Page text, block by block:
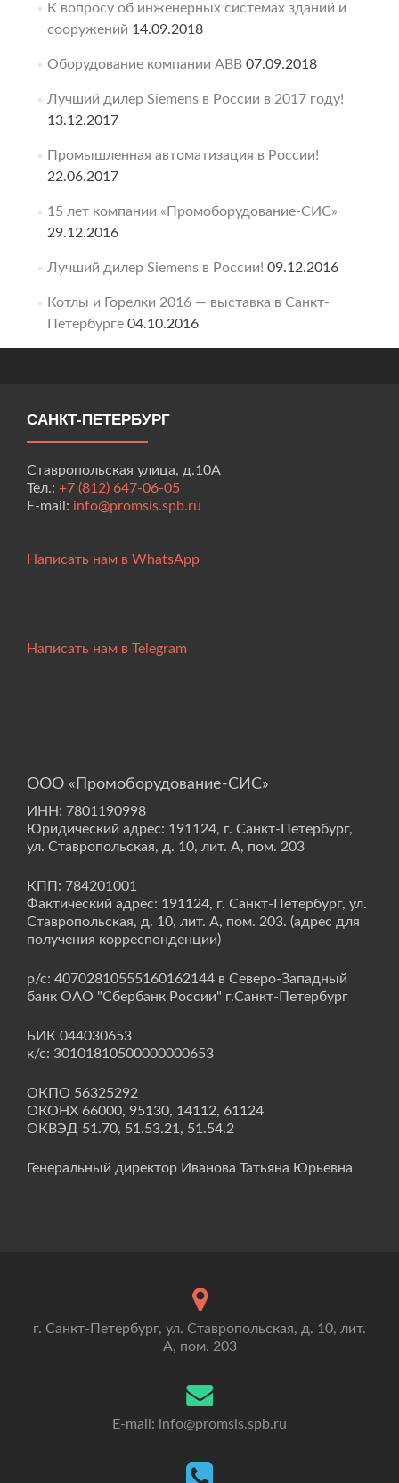
К вопросу об инженерных системах зданий и
сооружений 14.09.2018
Оборудование компании ABB 07.09.2018
Лучший дилер Siemens в России в 2017 году!
13.12.2017
Промышленная автоматизация в России!
22.06.2017
15 лет компании «Промоборудование-СИС»
29.12.2016
Лучший дилер Siemens в России! 09.12.2016
Котлы и Горелки 2016 — выставка в Санкт-
Петербурге 04.10.2016
САНКТ-ПЕТЕРБУРГ
Ставропольская улица, д.10А
Тел.: +7 (812) 647-06-05
E-mail: info@promsis.spb.ru
Написать нам в WhatsApp
Написать нам в Telegram
ООО «Промоборудование-СИС»
ИНН: 7801190998
Юридический адрес: 191124, г. Санкт-Петербург,
ул. Ставропольская, д. 10, лит. А, пом. 203
КПП: 784201001
Фактический адрес: 191124, г. Санкт-Петербург, ул.
Ставропольская, д. 10, лит. А, пом. 203. (адрес для
получения корреспонденции)
р/с: 40702810555160162144 в Северо-Западный
банк ОАО "Сбербанк России" г.Санкт-Петербург
БИК 044030653
к/с: 30101810500000000653
ОКПО 56325292
ОКОНХ 66000, 95130, 14112, 61124
ОКВЭД 51.70, 51.53.21, 51.54.2
Генеральный директор Иванова Татьяна Юрьевна
г. Санкт-Петербург, ул. Ставропольская, д. 10, лит.
А, пом. 203
E-mail: info@promsis.spb.ru